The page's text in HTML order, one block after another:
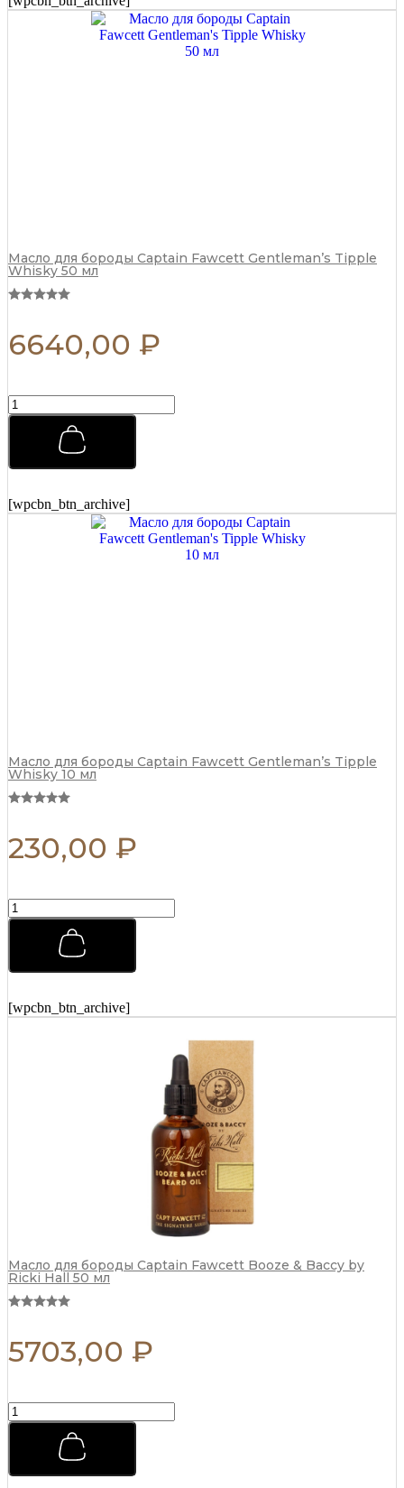
мл
Масло для бороды Captain Fawcett Gentleman’s Tipple
Whisky 50 мл
6640,00 ₽
Бальзам
после
Fawcett
125
мл
[wpcbn_btn_archive]
Масло для бороды Captain Fawcett Gentleman’s Tipple
Whisky 10 мл
230,00 ₽
Бальзам
после
Fawcett
125
мл
[wpcbn_btn_archive]
Масло для бороды Captain Fawcett Booze & Baccy by
Ricki Hall 50 мл
5703,00 ₽
Бальзам
после
Fawcett